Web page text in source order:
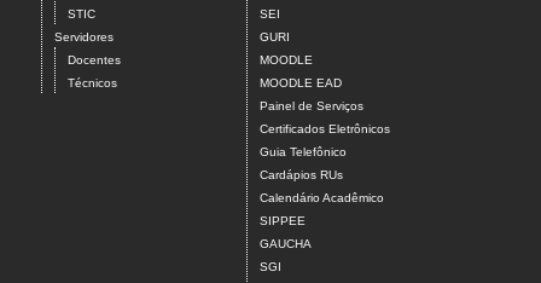
STIC
Servidores
Docentes
Técnicos
SEI
GURI
MOODLE
MOODLE EAD
Painel de Serviços
Certificados Eletrônicos
Guia Telefônico
Cardápios RUs
Calendário Acadêmico
SIPPEE
GAUCHA
SGI